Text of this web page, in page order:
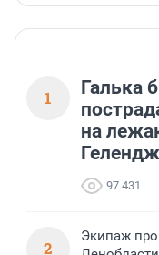
1
Галька
на
97 431
2
Экипаж